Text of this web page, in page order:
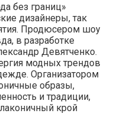
без границ»
дизайнеры, так
Продюсером шоу
в разработке
Девятченко.
модных трендов
Организатором
образы,
и традиции,
крой